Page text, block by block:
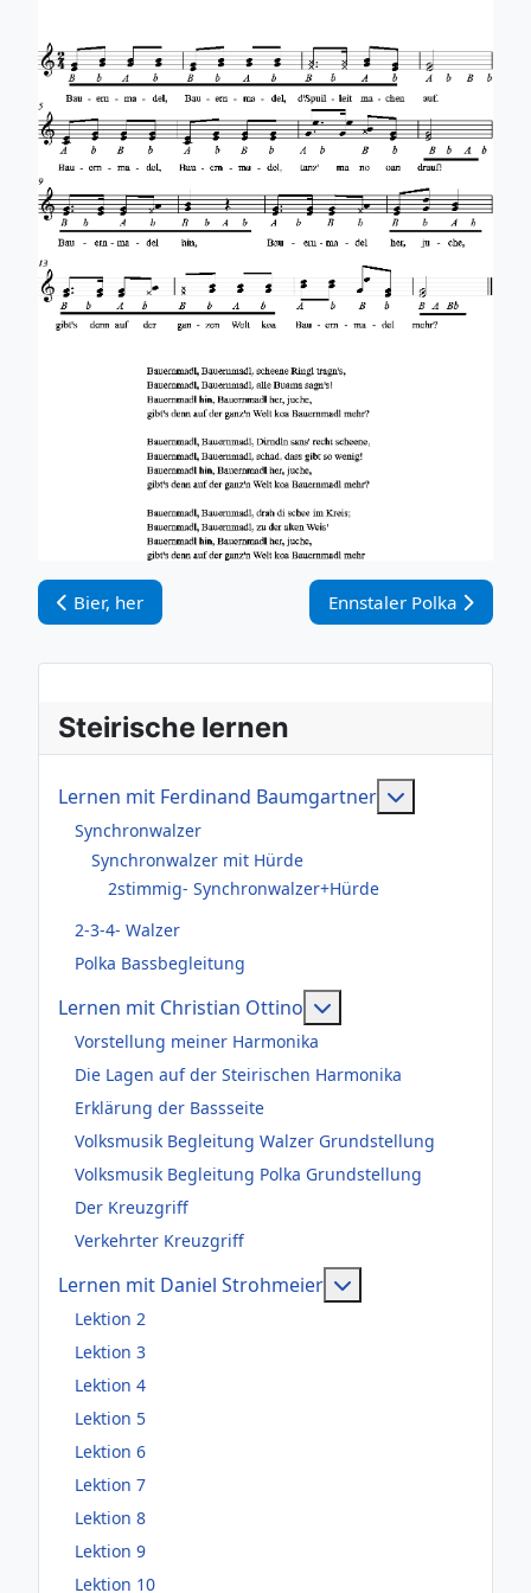
Vorheriger Beitrag: Bier, her
Bier, her Nächster Beitrag:
Ennstaler Polka
Steirische lernen
Lernen mit Ferdinand Baumgartner
Synchronwalzer
Synchronwalzer mit Hürde
2stimmig- Synchronwalzer+Hürde
2-3-4- Walzer
Polka Bassbegleitung
Lernen mit Christian Ottino
Vorstellung meiner Harmonika
Die Lagen auf der Steirischen Harmonika
Erklärung der Bassseite
Volksmusik Begleitung Walzer Grundstellung
Volksmusik Begleitung Polka Grundstellung
Der Kreuzgriff
Verkehrter Kreuzgriff
Lernen mit Daniel Strohmeier
Lektion 2
Lektion 3
Lektion 4
Lektion 5
Lektion 6
Lektion 7
Lektion 8
Lektion 9
Lektion 10